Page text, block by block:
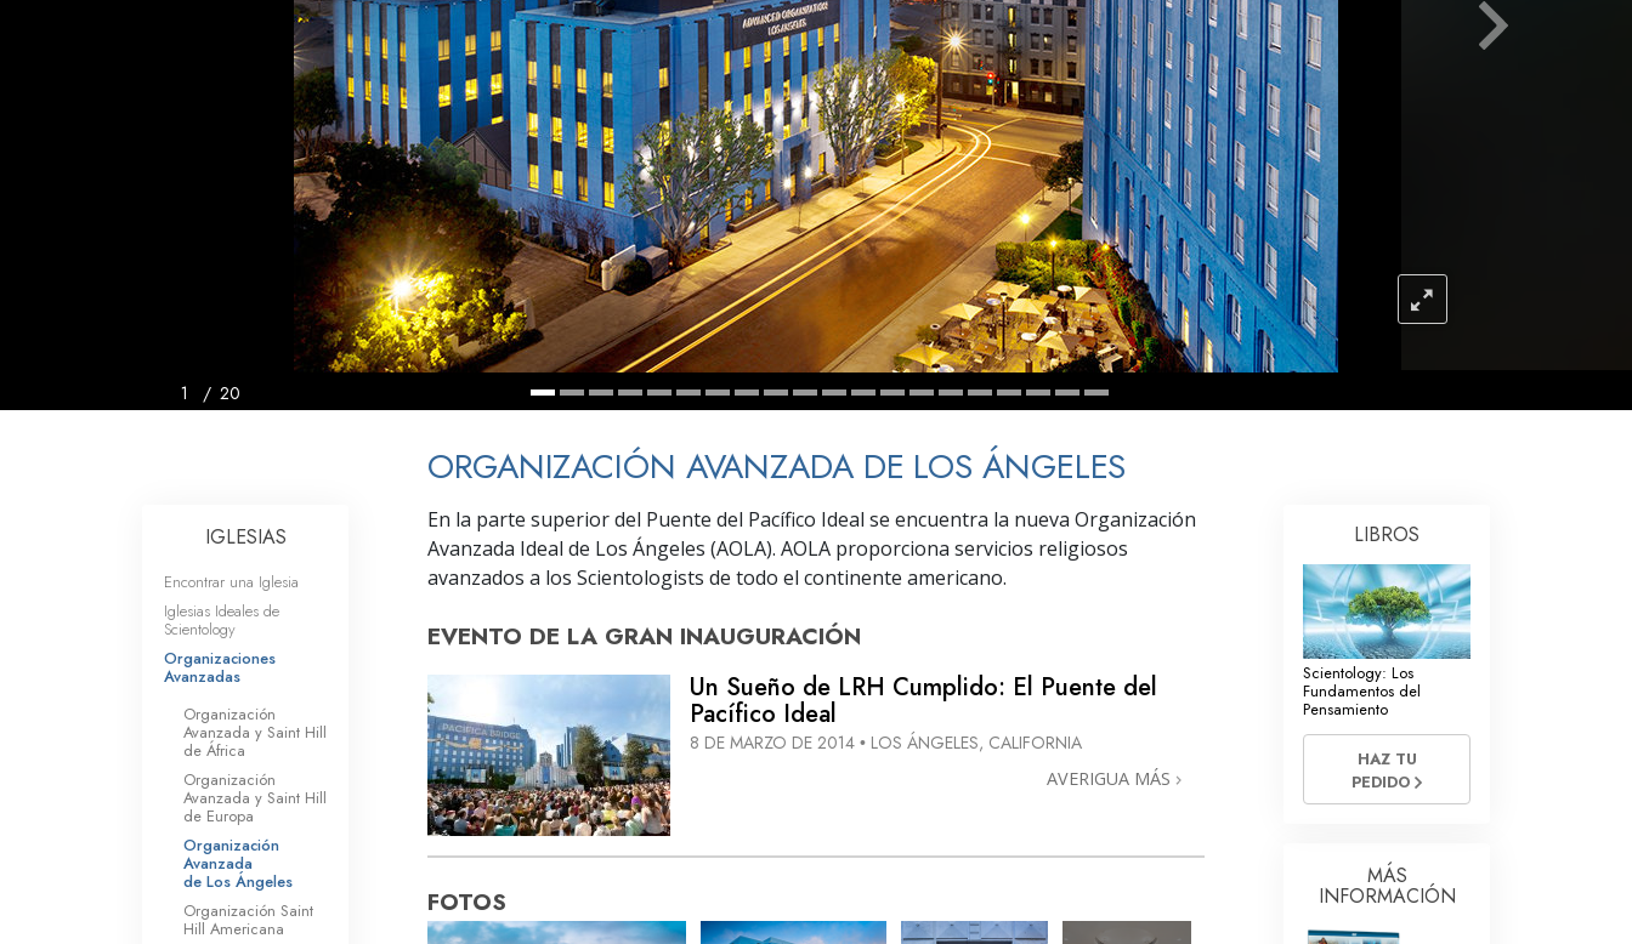
Amor y Odio: ¿Qué es Grandeza?
Respuestas a las Drogas
Los Niños
Herramientas para el Entorno Laboral
La Ética y las
Condiciones
La Causa de la Supresión
Investigaciones
Los Fundamentos de la Organización
1 / 20
ORGANIZACIÓN AVANZADA DE LOS ÁNGELES
En la parte superior del Puente del Pacífico Ideal se encuentra la nueva Organización
Avanzada Ideal de Los Ángeles (AOLA). AOLA proporciona servicios religiosos
avanzados a los Scientologists de todo el continente americano.
EVENTO DE LA GRAN INAUGURACIÓN
Un Sueño de LRH Cumplido: El Puente del
Pacífico Ideal
8 DE MARZO DE 2014 • LOS ÁNGELES, CALIFORNIA
AVERIGUA MÁS
FOTOS
IGLESIAS
Encontrar una Iglesia
Iglesias Ideales de
Scientology
Organizaciones
Avanzadas
Organización
Avanzada y Saint Hill
de África
Organización
Avanzada y Saint Hill
de Europa
Organización
Avanzada
de Los Ángeles
Organización Saint
Hill Americana
LIBROS
Scientology: Los
Fundamentos del
Pensamiento
HAZ TU
PEDIDO
MÁS
INFORMACIÓN